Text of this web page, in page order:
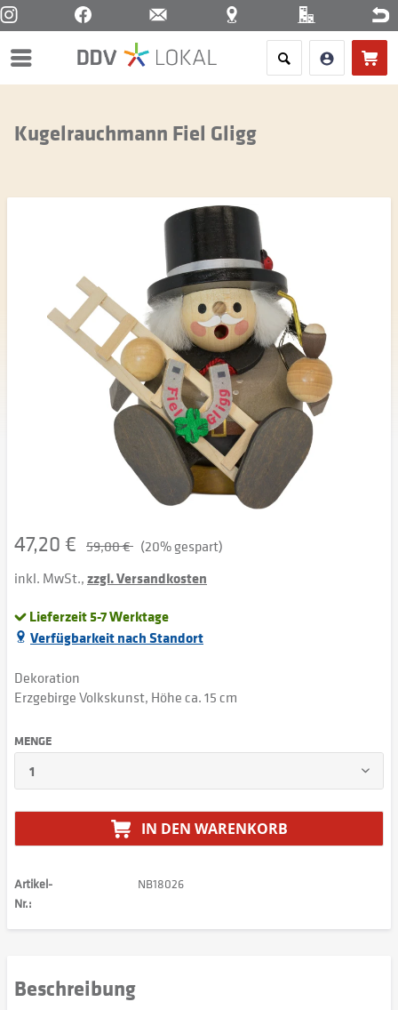
Menü
Kugelrauchmann Fiel Gligg
47,20 € 59,00 € (20% gespart)
inkl. MwSt.,zzgl. Versandkosten
Lieferzeit 5-7 Werktage
Verfügbarkeit nach Standort
Dekoration
Erzgebirge Volkskunst, Höhe ca. 15 cm
MENGE
IN DEN WARENKORB
Artikel-
Nr.:
NB18026
Beschreibung